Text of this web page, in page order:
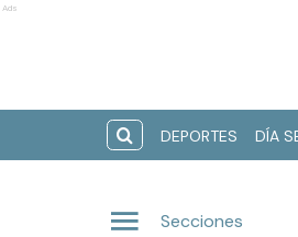
Ads
DEPORTES DÍA
Secciones